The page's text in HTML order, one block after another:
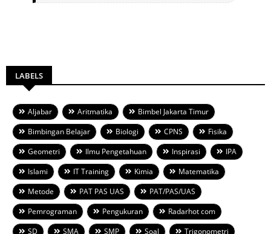
LABELS
Aljabar Aritmatika
Bimbel Jakarta Timur
Bimbingan Belajar
Biologi CPNS
Fisika
Geometri
Ilmu Pengetahuan Inspirasi
IPA
Islami
IT Training Kimia
Matematika
Metode
PAT PAS UAS
PAT/PAS/UAS
Pemrograman
Pengukuran
Radarhot com
SD
SMA SMP Soal Trigonometri